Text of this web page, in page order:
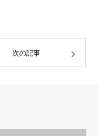
次の記事